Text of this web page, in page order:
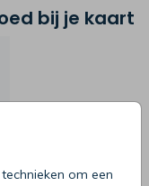
om een
bij je kaart